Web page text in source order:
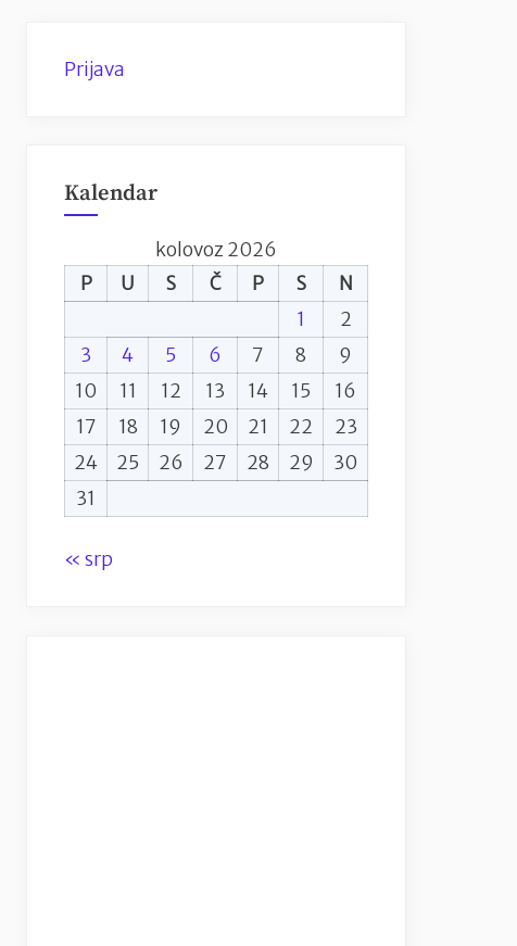
Prijava
Kalendar
kolovoz 2026
P
U S Č P S
N
1
2
3
4 5 6 7 8
9
10
11 12 13 14 15
16
17
18 19 20 21 22
23
24
25 26 27 28 29
30
31
« srp